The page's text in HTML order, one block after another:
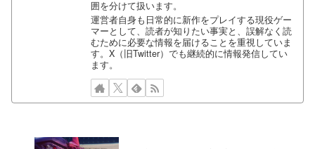
囲を分けて扱います。
運営者自身も日常的に新作をプレイする現役ゲー
マーとして、読者が知りたい事実と、誤解なく読
むために必要な情報を届けることを重視していま
す。X（旧Twitter）でも継続的に情報発信してい
ます。